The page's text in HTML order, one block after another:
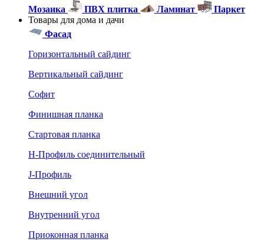
Мозаика
ПВХ плитка Ламинат
Паркет
Товары для дома и дачи
Фасад
Горизонтальный сайдинг
Вертикальный сайдинг
Софит
Финишная планка
Стартовая планка
Н-Профиль соединительный
J-Профиль
Внешний угол
Внутренний угол
Приоконная планка